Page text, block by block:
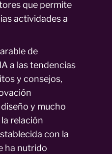
que permite
actividades a
de
a las tendencias
y consejos,
y mucho
relación
con la
ha nutrido